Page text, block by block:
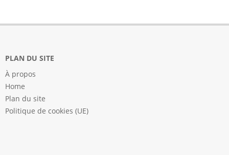
PLAN DU SITE
À propos
Home
Plan du site
Politique de cookies (UE)